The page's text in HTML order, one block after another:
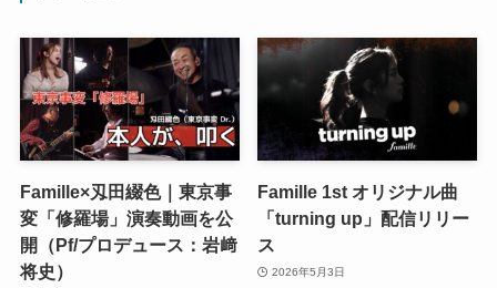
Famille×刄田綴色｜東京事
変「修羅場」演奏動画を公
開（Pf/プロデュース：岩﨑
将史）
Famille 1st オリジナル曲
「turning up」配信リリー
ス
2026年5月3日